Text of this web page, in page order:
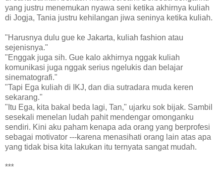
yang justru menemukan nyawa seni ketika akhirnya kuliah
di Jogja, Tania justru kehilangan jiwa seninya ketika kuliah.
"Harusnya dulu gue ke Jakarta, kuliah fashion atau
sejenisnya."
"Enggak juga sih. Gue kalo akhirnya nggak kuliah
komunikasi juga nggak serius ngelukis dan belajar
sinematografi."
"Tapi Ega kuliah di IKJ, dan dia sutradara muda keren
sekarang."
"Itu Ega, kita bakal beda lagi, Tan," ujarku sok bijak. Sambil
sesekali menelan ludah pahit mendengar omonganku
sendiri. Kini aku paham kenapa ada orang yang berprofesi
sebagai motivator ---karena menasihati orang lain atas apa
yang tidak bisa kita lakukan itu ternyata sangat mudah.
***